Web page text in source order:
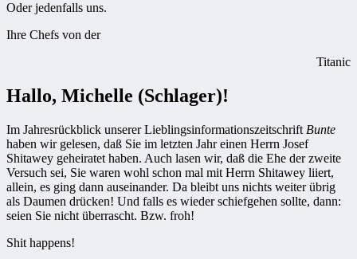
Oder jedenfalls uns.
Ihre Chefs von der
Titanic
Hallo, Michelle (Schlager)!
Im Jahresrückblick unserer Lieblingsinformationszeitschrift Bunte
haben wir gelesen, daß Sie im letzten Jahr einen Herrn Josef
Shitawey geheiratet haben. Auch lasen wir, daß die Ehe der zweite
Versuch sei, Sie waren wohl schon mal mit Herrn Shitawey liiert,
allein, es ging dann auseinander. Da bleibt uns nichts weiter übrig
als Daumen drücken! Und falls es wieder schiefgehen sollte, dann:
seien Sie nicht überrascht. Bzw. froh!
Shit happens!